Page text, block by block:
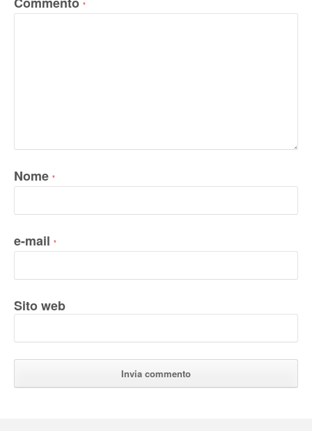
*
Nome *
e-mail *
Sito web